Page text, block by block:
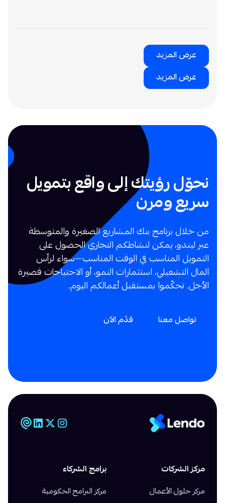
عرض المزيد
عرض المزيد
نحوّل رؤيتك إلى واقع بتمويل
سريع ومرن
من خلال برنامج بنك المشاريع الصغيرة والمتوسطة
عبر ليندو، يمكن لنشاطكم التجاري الحصول على
التمويل المناسب في الوقت المناسب—سواء لرأس
المال التشغيلي، استثمارات النمو، أو الاحتياجات قصيرة
الأجل. تحكّموا بمستقبل أعمالكم اليوم.
تواصل معنا قدّم الآن
مركز الشركات
مركز حلول الأعمال
برامج الشركاء
مركز البرامج الحكومية